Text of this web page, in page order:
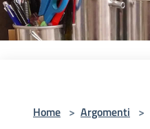
Home > Argomenti >